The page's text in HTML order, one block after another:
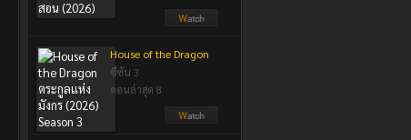
House of the Dragon
ตระกูลแห่งมังกร (2026)
Season 3
ซีซัน 3
ตอนล่าสุด 8